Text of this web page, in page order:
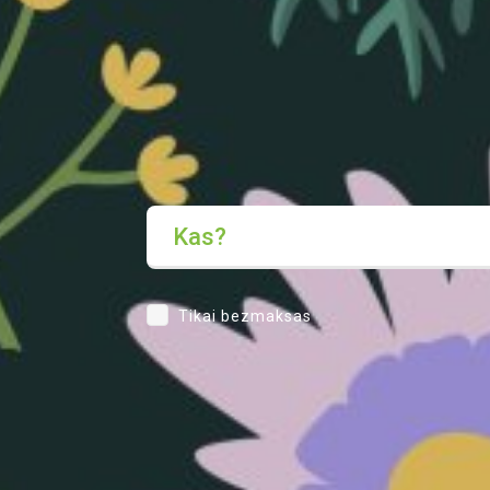
Kas?
Tikai bezmaksas